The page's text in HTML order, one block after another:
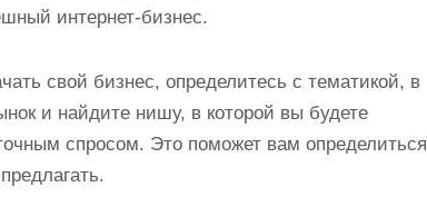
интернет-бизнес.
свой бизнес, определитесь с тематикой, в
и найдите нишу, в которой вы будете
спросом. Это поможет вам определиться